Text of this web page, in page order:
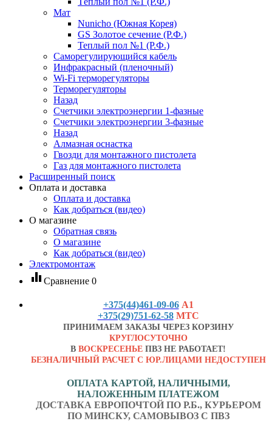
Мат
Nunicho (Южная Корея)
GS Золотое сечение (Р.Ф.)
Теплый пол №1 (Р.Ф.)
Саморегулирующийся кабель
Инфракрасный (пленочный)
Wi-Fi терморегуляторы
Терморегуляторы
Назад
Счетчики электроэнергии 1-фазные
Счетчики электроэнергии 3-фазные
Назад
Алмазная оснастка
Гвозди для монтажного пистолета
Газ для монтажного пистолета
Расширенный поиск
Оплата и доставка
Оплата и доставка
Как добраться (видео)
О магазине
Обратная связь
О магазине
Как добраться (видео)
Электромонтаж
equalizer Сравнение 0
+375(44)461-09-06 А1
+375(29)751-62-58 МТС
ПРИНИМАЕМ ЗАКАЗЫ ЧЕРЕЗ КОРЗИНУ
КРУГЛОСУТОЧНО
В ВОСКРЕСЕНЬЕ ПВЗ НЕ РАБОТАЕТ!
БЕЗНАЛИЧНЫЙ РАСЧЕТ С ЮР.ЛИЦАМИ НЕДОСТУПЕН
ОПЛАТА КАРТОЙ, НАЛИЧНЫМИ,
НАЛОЖЕННЫМ ПЛАТЕЖОМ
ДОСТАВКА ЕВРОПОЧТОЙ ПО Р.Б., КУРЬЕРОМ
ПО МИНСКУ, САМОВЫВОЗ С ПВЗ